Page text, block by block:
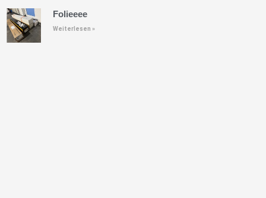
Folieeee
Weiterlesen »